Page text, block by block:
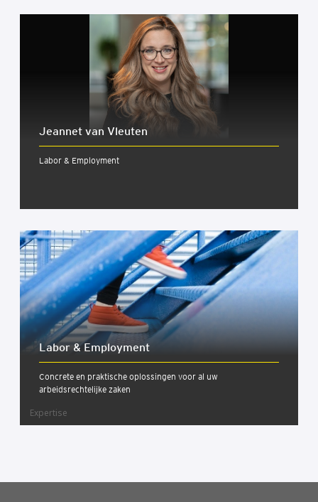
Jeannet van Vleuten
Labor & Employment
Labor & Employ­ment
Concrete en praktische oplossingen voor al uw
arbeidsrechtelijke zaken
Expertise